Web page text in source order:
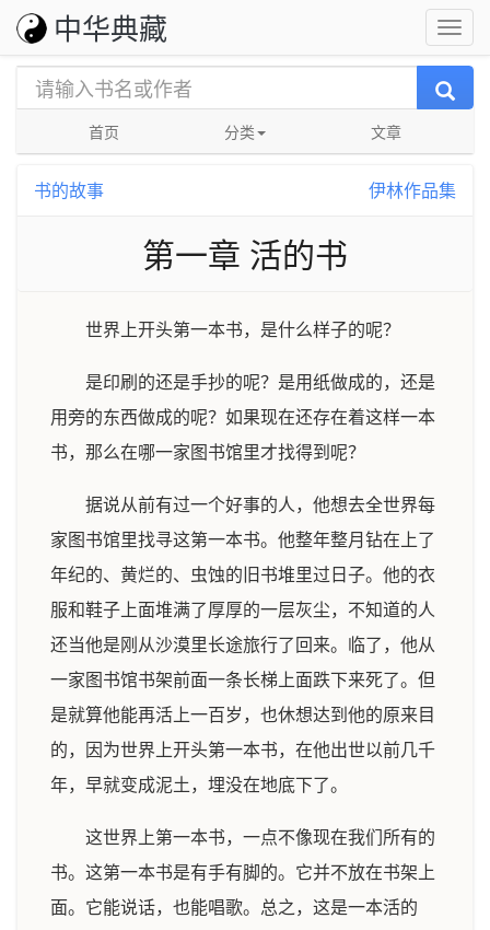
中华典藏
首页 分类 文章
书的故事 伊林作品集
第一章 活的书
世界上开头第一本书，是什么样子的呢？
是印刷的还是手抄的呢？是用纸做成的，还是
用旁的东西做成的呢？如果现在还存在着这样一本
书，那么在哪一家图书馆里才找得到呢？
据说从前有过一个好事的人，他想去全世界每
家图书馆里找寻这第一本书。他整年整月钻在上了
年纪的、黄烂的、虫蚀的旧书堆里过日子。他的衣
服和鞋子上面堆满了厚厚的一层灰尘，不知道的人
还当他是刚从沙漠里长途旅行了回来。临了，他从
一家图书馆书架前面一条长梯上面跌下来死了。但
是就算他能再活上一百岁，也休想达到他的原来目
的，因为世界上开头第一本书，在他出世以前几千
年，早就变成泥土，埋没在地底下了。
这世界上第一本书，一点不像现在我们所有的
书。这第一本书是有手有脚的。它并不放在书架上
面。它能说话，也能唱歌。总之，这是一本活的